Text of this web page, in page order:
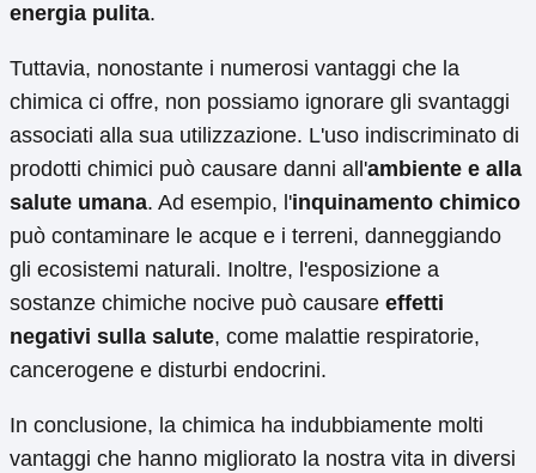
energia pulita.
Tuttavia, nonostante i numerosi vantaggi che la
chimica ci offre, non possiamo ignorare gli svantaggi
associati alla sua utilizzazione. L'uso indiscriminato di
prodotti chimici può causare danni all'ambiente e alla
salute umana. Ad esempio, l'inquinamento chimico
può contaminare le acque e i terreni, danneggiando
gli ecosistemi naturali. Inoltre, l'esposizione a
sostanze chimiche nocive può causare effetti
negativi sulla salute, come malattie respiratorie,
cancerogene e disturbi endocrini.
In conclusione, la chimica ha indubbiamente molti
vantaggi che hanno migliorato la nostra vita in diversi